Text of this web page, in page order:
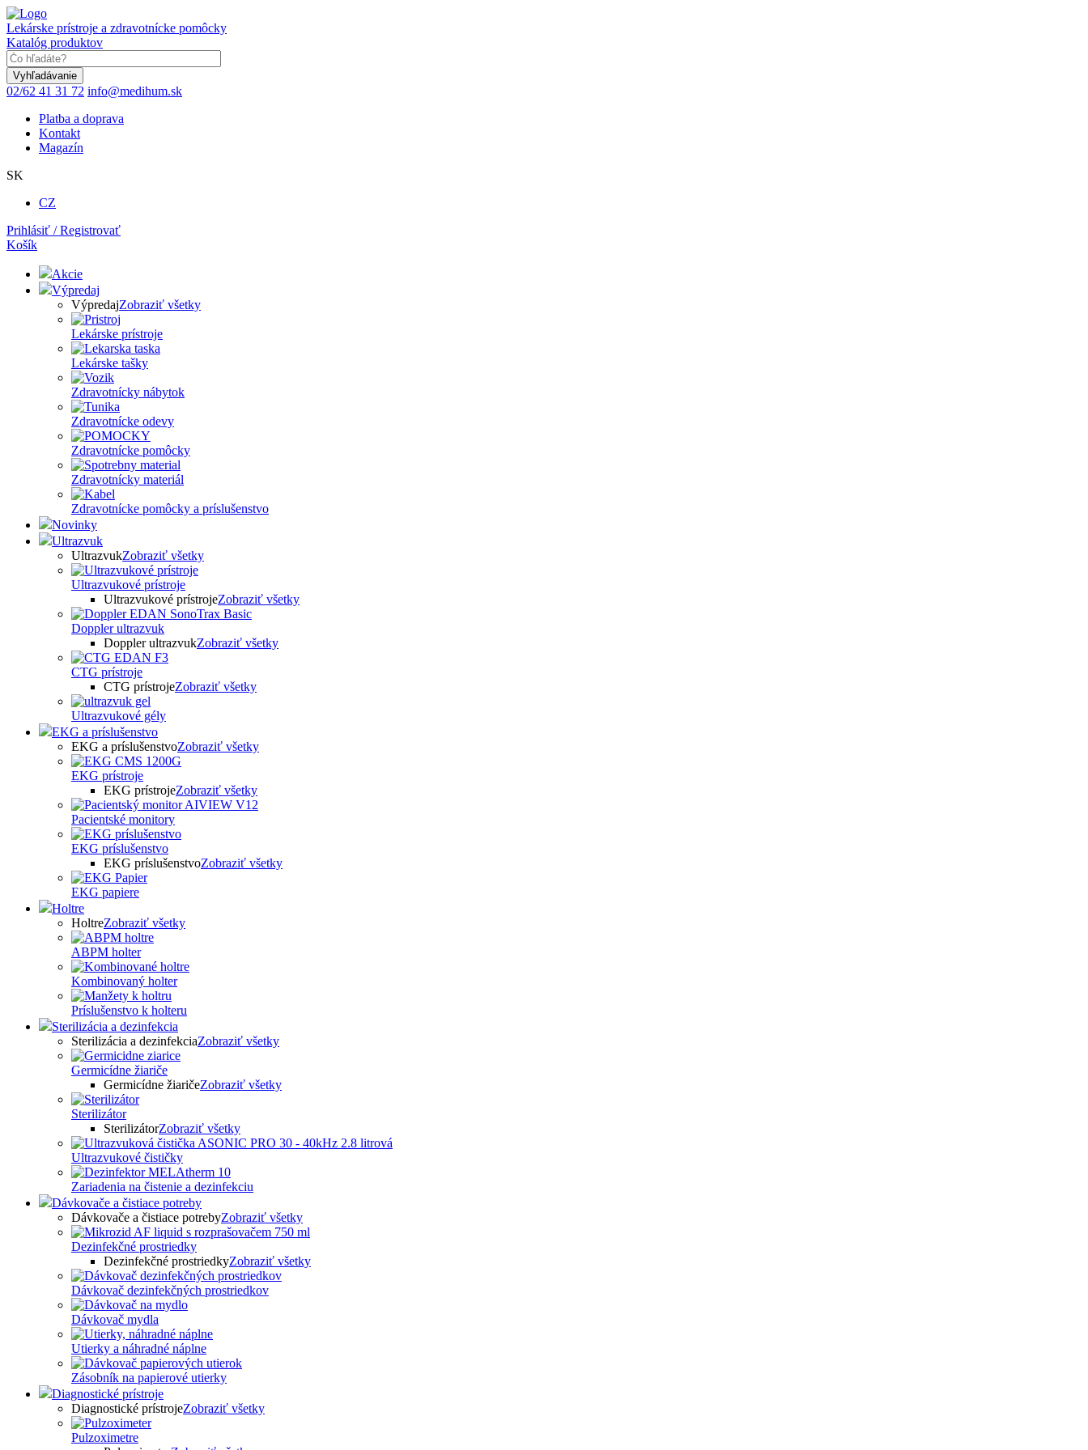
Skočiť
na
hlavný
obsah
Lekárske prístroje a zdravotnícke pomôcky
Katalóg produktov
02/62 41 31 72 info@medihum.sk
Platba a doprava
Kontakt
Magazín
SK
CZ
Prihlásiť / Registrovať
Košík
Akcie
Výpredaj
VýpredajZobraziť všetky
Lekárske prístroje
Lekárske tašky
Zdravotnícky nábytok
Zdravotnícke odevy
Zdravotnícke pomôcky
Zdravotnícky materiál
Zdravotnícke pomôcky a príslušenstvo
Novinky
Ultrazvuk
UltrazvukZobraziť všetky
Ultrazvukové prístroje
Ultrazvukové prístrojeZobraziť všetky
Doppler ultrazvuk
Doppler ultrazvukZobraziť všetky
CTG prístroje
CTG prístrojeZobraziť všetky
Ultrazvukové gély
EKG a príslušenstvo
EKG a príslušenstvoZobraziť všetky
EKG prístroje
EKG prístrojeZobraziť všetky
Pacientské monitory
EKG príslušenstvo
EKG príslušenstvoZobraziť všetky
EKG papiere
Holtre
HoltreZobraziť všetky
ABPM holter
Kombinovaný holter
Príslušenstvo k holteru
Sterilizácia a dezinfekcia
Sterilizácia a dezinfekciaZobraziť všetky
Germicídne žiariče
Germicídne žiaričeZobraziť všetky
Sterilizátor
SterilizátorZobraziť všetky
Ultrazvukové čističky
Zariadenia na čistenie a dezinfekciu
Dávkovače a čistiace potreby
Dávkovače a čistiace potrebyZobraziť všetky
Dezinfekčné prostriedky
Dezinfekčné prostriedkyZobraziť všetky
Dávkovač dezinfekčných prostriedkov
Dávkovač mydla
Utierky a náhradné náplne
Zásobník na papierové utierky
Diagnostické prístroje
Diagnostické prístrojeZobraziť všetky
Pulzoximetre